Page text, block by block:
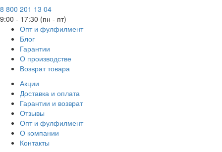
8 800 201 13 04
9:00 - 17:30 (пн - пт)
Опт и фулфилмент
Блог
Гарантии
О производстве
Возврат товара
Акции
Доставка и оплата
Гарантии и возврат
Отзывы
Опт и фулфилмент
О компании
Контакты